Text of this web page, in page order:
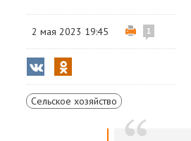
2 мая 2023 19:45 1
Сельское хозяйство